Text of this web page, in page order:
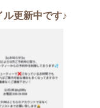
更新中です♪